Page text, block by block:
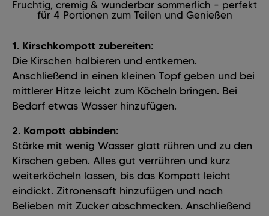
Fruchtig, cremig & wunderbar sommerlich – perfekt
für 4 Portionen zum Teilen und Genießen
1. Kirschkompott zubereiten:
Die Kirschen halbieren und entkernen.
Anschließend in einen kleinen Topf geben und bei
mittlerer Hitze leicht zum Köcheln bringen. Bei
Bedarf etwas Wasser hinzufügen.
2. Kompott abbinden:
Stärke mit wenig Wasser glatt rühren und zu den
Kirschen geben. Alles gut verrühren und kurz
weiterköcheln lassen, bis das Kompott leicht
eindickt. Zitronensaft hinzufügen und nach
Belieben mit Zucker abschmecken. Anschließend